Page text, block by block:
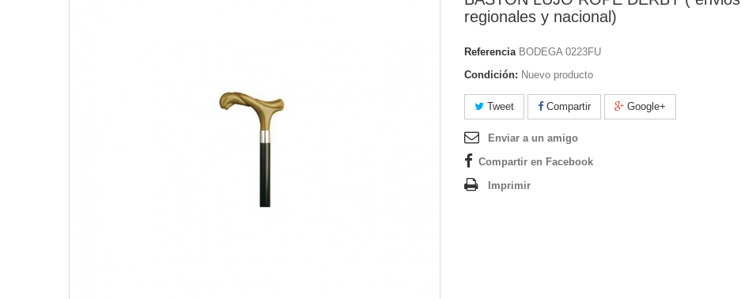
regionales y nacional)
Referencia BODEGA 0223FU
Condición: Nuevo producto
Tweet Compartir Google+
Enviar a un amigo
Compartir en Facebook
Imprimir